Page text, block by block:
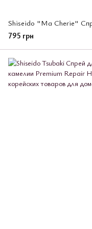
795 грн